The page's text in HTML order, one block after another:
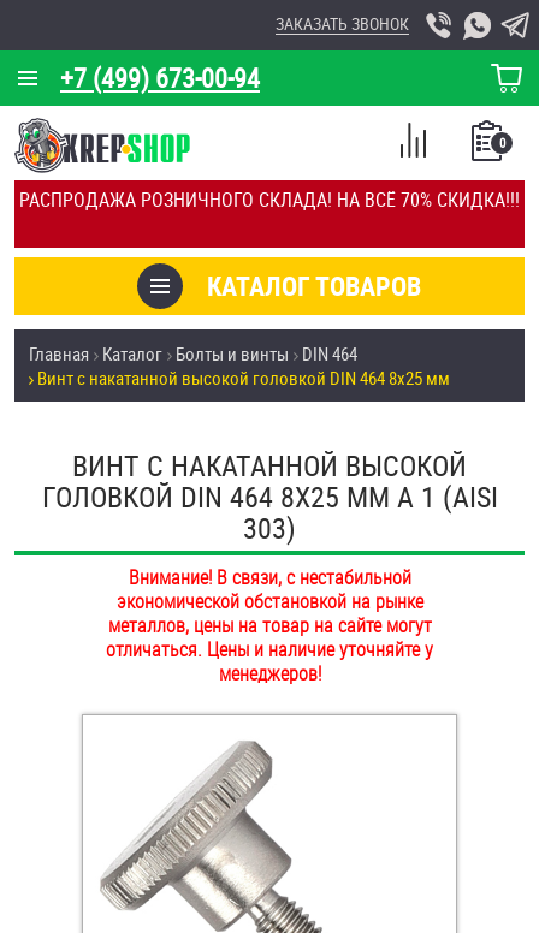
РАСПРОДАЖА РОЗНИЧНОГО СКЛАДА! НА ВСЁ 70% СКИДКА!!!
+7 (499) 673-00-94
ЗАКАЗАТЬ ЗВОНОК
КОРЗИНА
О КОМПАНИИ
КАЛЬКУЛЯТОР
ОТЗЫВЫ
УСЛУГИ
СКИДКИ
ОПТ
ПОКУПАТЕЛЯМ
ОПЛАТА И ДОСТАВКА
НАШИ МАГАЗИНЫ
КАТАЛОГ ТОВАРОВ
0
СПИСОК
СРАВНЕНИЕ
Товары со скидкой
Анкеры
Антивандальный крепёж, инструмент
Дюймовый крепёж
Заклепки (Гайки-Заклепки)
Инструмент
Главная Каталог Болты и винты
DIN 464
Винт с накатанной высокой головкой DIN 464 8х25 мм
ВИНТ С НАКАТАННОЙ ВЫСОКОЙ
ГОЛОВКОЙ DIN 464 8Х25 ММ А 1 (AISI
303)
Внимание! В связи, с нестабильной
экономической обстановкой на рынке
металлов, цены на товар на сайте могут
отличаться. Цены и наличие уточняйте у
менеджеров!